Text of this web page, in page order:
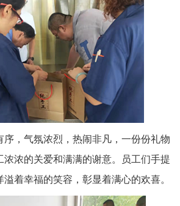
序，气氛浓烈，热闹非凡，一份份礼物
浓浓的关爱和满满的谢意。员工们手提
着幸福的笑容，彰显着满心的欢喜。